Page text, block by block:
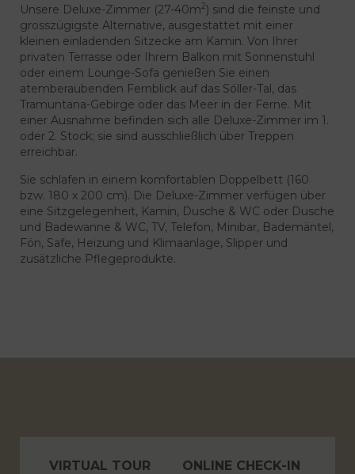
Unsere Deluxe-Zimmer (27-40m2) sind die feinste und
grosszügigste Alternative, ausgestattet mit einer
kleinen einladenden Sitzecke am Kamin. Von Ihrer
privaten Terrasse oder Ihrem Balkon mit Sonnenstuhl
oder einem Lounge-Sofa genießen Sie einen
atemberaubenden Fernblick auf das Sóller-Tal, das
Tramuntana-Gebirge oder das Meer in der Ferne. Mit
einer Ausnahme befinden sich alle Deluxe-Zimmer im 1.
oder 2. Stock; sie sind ausschließlich über Treppen
erreichbar.
Sie schlafen in einem komfortablen Doppelbett (160
bzw. 180 x 200 cm). Die Deluxe-Zimmer verfügen über
eine Sitzgelegenheit, Kamin, Dusche & WC oder Dusche
und Badewanne & WC, TV, Telefon, Minibar, Bademäntel,
Fön, Safe, Heizung und Klimaanlage, Slipper und
zusätzliche Pflegeprodukte.
VIRTUAL TOUR
ONLINE CHECK-IN